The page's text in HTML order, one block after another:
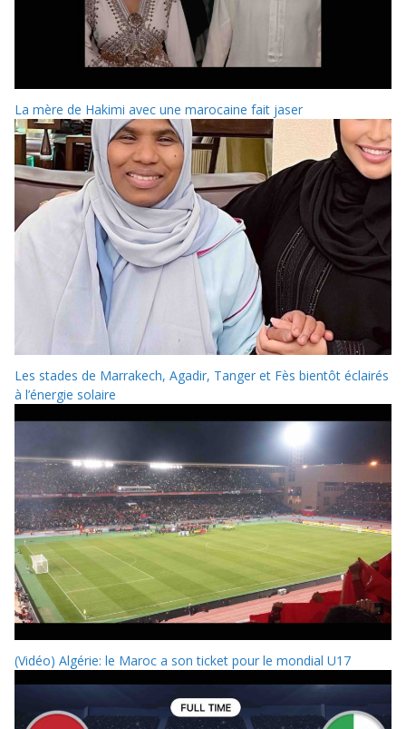
La mère de Hakimi avec une marocaine fait jaser
Les stades de Marrakech, Agadir, Tanger et Fès bientôt éclairés
à l’énergie solaire
(Vidéo) Algérie: le Maroc a son ticket pour le mondial U17